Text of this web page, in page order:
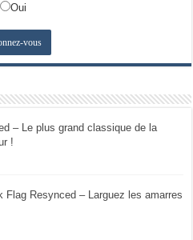
Oui
– Le plus grand classique de la
!
Flag Resynced – Larguez les amarres